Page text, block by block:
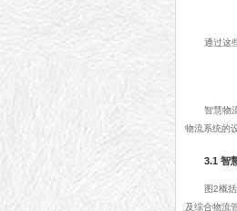
通过这
智慧物
物流系统的
3.1 智
图2概
及综合物流